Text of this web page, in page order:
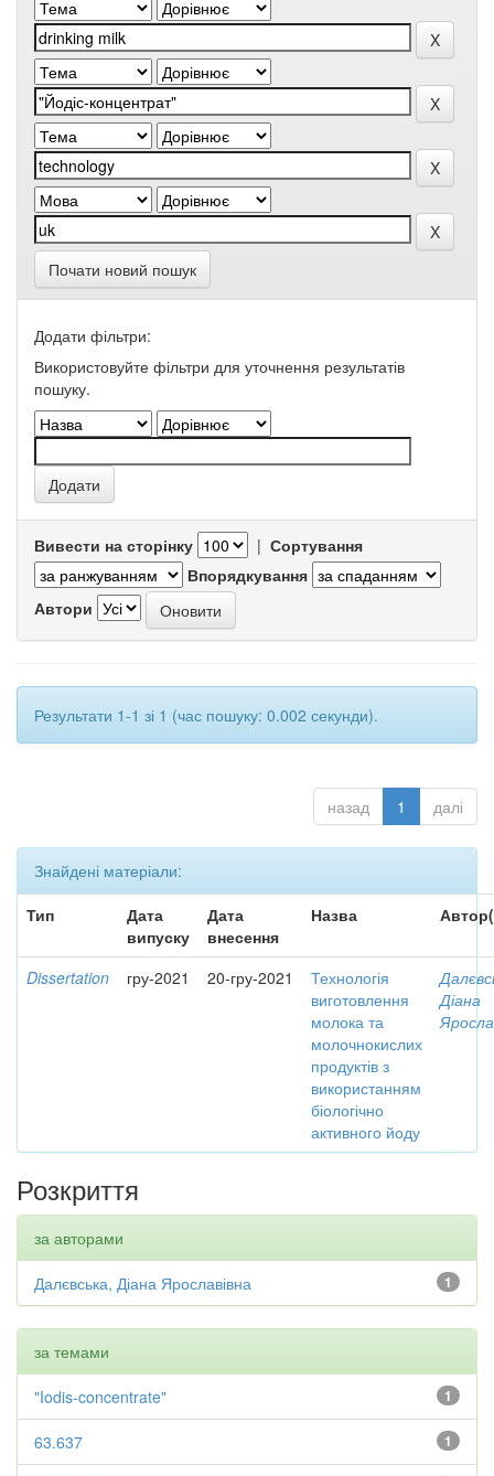
Почати новий пошук
Додати фільтри:
Використовуйте фільтри для уточнення результатів
пошуку.
Вивести на сторінку | Сортування
Впорядкування
Автори
Результати 1-1 зі 1 (час пошуку: 0.002 секунди).
назад 1 далі
Знайдені матеріали:
Тип
Дата
випуску
Дата
внесення
Назва
Dissertation гру-2021 20-гру-2021
Технологія
виготовлення
молока та
молочнокислих
продуктів з
використанням
біологічно
активного йоду
Діана
Розкриття
за авторами
1
Далєвська, Діана Ярославівна
за темами
1
"Iodis-concentrate"
1
63.637